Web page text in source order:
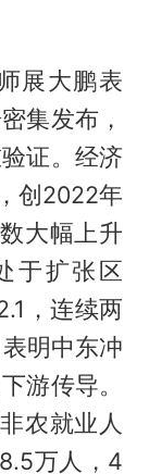
展大鹏表
集发布，
证。经济
创2022年
大幅上升
于扩张区
，连续两
明中东冲
游传导。
农就业人
万人，4